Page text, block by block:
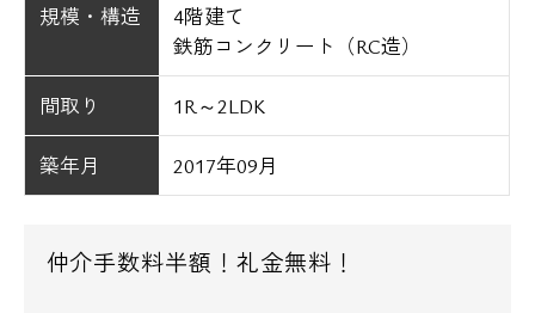
規模・構造
4階建て
鉄筋コンクリート（RC造）
間取り 1R～2LDK
築年月 2017年09月
仲介手数料半額！礼金無料！